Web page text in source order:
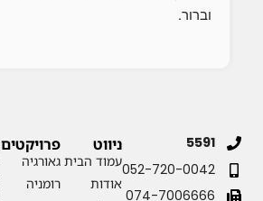
וברור.
5591
052-720-0042
074-7006666
ניווט
עמוד הבית
אודות
פרויקטים
גאורגיה
רומניה